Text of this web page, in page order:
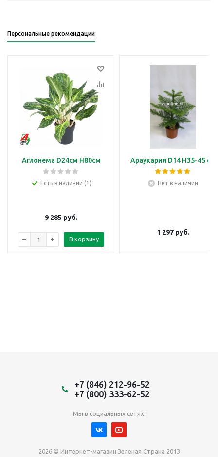
Персональные рекомендации
Аглонема D24см H80см
Есть в наличии (1)
9 285 руб.
В корзину
Араукария D14 H35-45 см
Нет в наличии
1 297руб.
+7 (846) 212-96-52
+7 (800) 333-62-52
Мы в социальных сетях:
2026 © Интернет-магазин Зеленая Страна 2013